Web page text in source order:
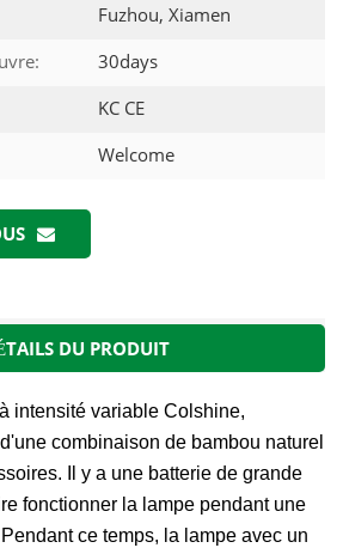
Fuzhou, Xiamen
30days
KC CE
Welcome
DU PRODUIT
intensité variable Colshine,
combinaison de bambou naturel
Il y a une batterie de grande
fonctionner la lampe pendant une
ce temps, la lampe avec un